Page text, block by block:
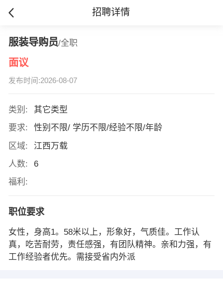
招聘详情
服装导购员/全职
面议
发布时间:2026-08-07
类别:
其它类型
要求:
性别不限/ 学历不限/经验不限/年龄
区域:
江西万载
人数:
6
福利:
职位要求
女性，身高1。58米以上，形象好，气质佳。工作认
真，吃苦耐劳，责任感强，有团队精神。亲和力强，有
工作经验者优先。需接受省内外派